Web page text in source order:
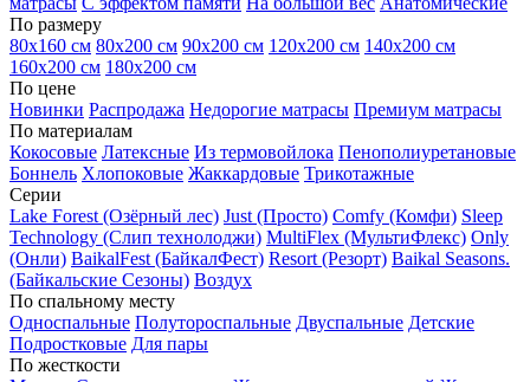
По размеру
80х160 см 80х200 см 90х200 см 120х200 см 140х200 см
160х200 см 180х200 см
По цене
Новинки Распродажа Недорогие матрасы Премиум матрасы
По материалам
Кокосовые Латексные Из термовойлока Пенополиуретановые
Боннель Хлопоковые Жаккардовые Трикотажные
Серии
Lake Forest (Озёрный лес) Just (Просто) Comfy (Комфи) Sleep
Technology (Слип технолоджи) MultiFlex (МультиФлекс) Only
(Онли) BaikalFest (БайкалФест) Resort (Резорт) Baikal Seasons.
(Байкальские Сезоны) Воздух
По спальному месту
Односпальные Полутороспальные Двуспальные Детские
Подростковые Для пары
По жесткости